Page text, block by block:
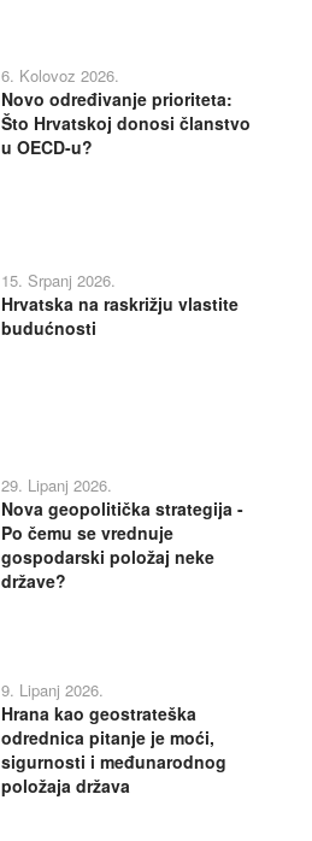
6. Kolovoz 2026.
Novo određivanje prioriteta:
Što Hrvatskoj donosi članstvo
u OECD-u?
15. Srpanj 2026.
Hrvatska na raskrižju vlastite
budućnosti
29. Lipanj 2026.
Nova geopolitička strategija -
Po čemu se vrednuje
gospodarski položaj neke
države?
9. Lipanj 2026.
Hrana kao geostrateška
odrednica pitanje je moći,
sigurnosti i međunarodnog
položaja država